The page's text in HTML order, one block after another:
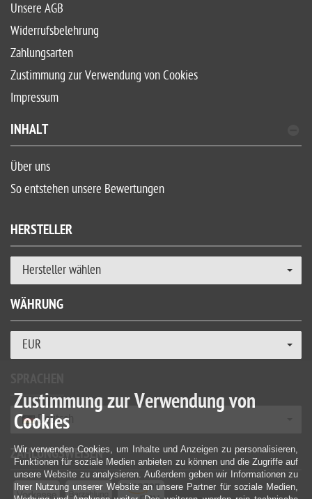
Unsere AGB
Widerrufsbelehrung
Zahlungsarten
Zustimmung zur Verwendung von Cookies
Impressum
INHALT
Über uns
So entstehen unsere Bewertungen
HERSTELLER
Hersteller wählen
WÄHRUNG
EUR
Deutsch
ZAHLUNGSWEISEN
Zustimmung zur Verwendung von
Cookies
Wir verwenden Cookies, um Inhalte und Anzeigen zu personalisieren,
Funktionen für soziale Medien anbieten zu können und die Zugriffe auf
unsere Website zu analysieren. Außerdem geben wir Informationen zu
Ihrer Nutzung unserer Website an unsere Partner für soziale Medien,